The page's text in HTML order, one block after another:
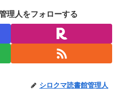
理人をフォローする
シロクマ読書館管理人